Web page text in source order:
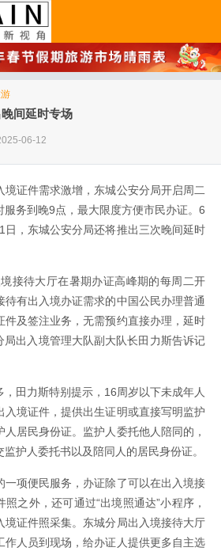
间延时专场
06-12
境证件需求激增，东城公安分局开启周二
务到晚9点，最大限度方便市民办证。6
日，东城公安分局还将推出三次晚间延时
接待大厅在暑期办证高峰期的每周二开
有出入境办证需求的中国公民办理普通
件及签注业务，无需预约直接办理，延时
局出入境管理大队副大队长田力斯告诉记
，田力斯特别提示，16周岁以下未成年人
入境证件，提供出生证明或直接写明监护
居民身份证。监护人委托他人陪同的，
护人委托书以及陪同人的居民身份证。
一项便民服务，办证除了可以在出入境接
之外，还可通过“出境照通达”小程序，
境证件照采集。东城分局出入境接待大厅
作人员到现场，给办证人提供更多自主选